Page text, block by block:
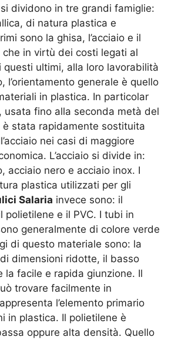
dividono in tre grandi famiglie:
di natura plastica e
sono la ghisa, l’acciaio e il
che in virtù dei costi legati al
questi ultimi, alla loro lavorabilità
l’orientamento generale è quello
in plastica. In particolar
usata fino alla seconda metà del
è stata rapidamente sostituita
nei casi di maggiore
L’acciaio si divide in:
acciaio nero e acciaio inox. I
plastica utilizzati per gli
Salaria invece sono: il
polietilene e il PVC. I tubi in
generalmente di colore verde
di questo materiale sono: la
dimensioni ridotte, il basso
la facile e rapida giunzione. Il
trovare facilmente in
l’elemento primario
in plastica. Il polietilene è
oppure alta densità. Quello